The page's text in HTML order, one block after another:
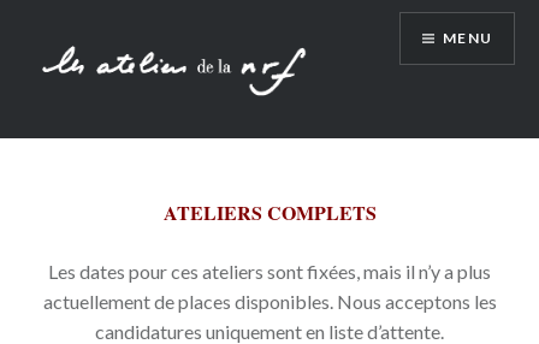
contenu
MENU
ATELIERS COMPLETS
Les dates pour ces ateliers sont fixées, mais il n’y a plus
actuellement de places disponibles. Nous acceptons les
candidatures uniquement en liste d’attente.